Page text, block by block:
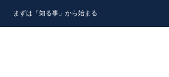
まずは「知る事」から始まる